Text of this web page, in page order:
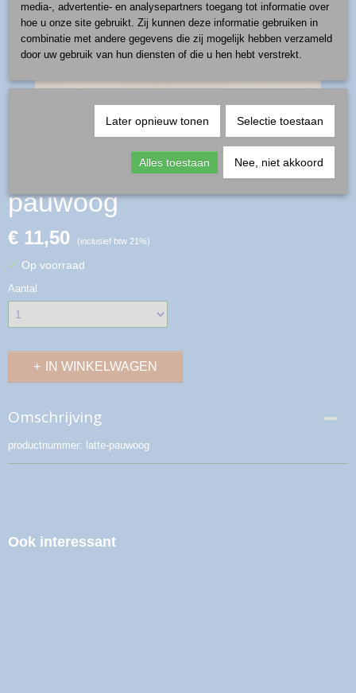
mok 0,4 l - patroon
pauwoog
€ 11,50 (inclusief btw 21%)
✓ Op voorraad
Aantal
IN WINKELWAGEN
Omschrijving
productnummer: latte-pauwoog
Ook interessant
media-, advertentie- en analysepartners toegang tot informatie over
hoe u onze site gebruikt. Zij kunnen deze informatie gebruiken in
combinatie met andere gegevens die zij mogelijk hebben verzameld
door uw gebruik van hun diensten of die u hen hebt verstrekt.
Later opnieuw tonen Selectie toestaan
Alles toestaan Nee, niet akkoord